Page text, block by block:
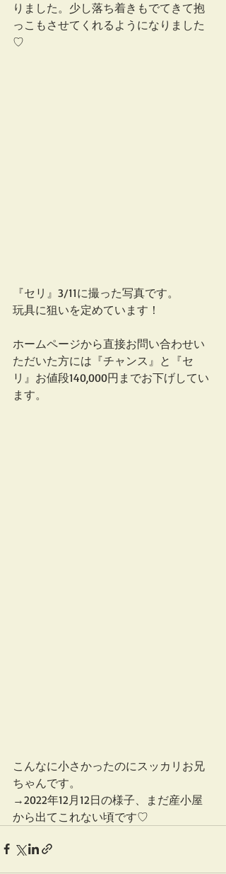
りました。少し落ち着きもでてきて抱
っこもさせてくれるようになりました
♡
『セリ』3/11に撮った写真です。
玩具に狙いを定めています！
ホームページから直接お問い合わせい
ただいた方には『チャンス』と『セ
リ』お値段140,000円までお下げしてい
ます。
こんなに小さかったのにスッカリお兄
ちゃんです。
→2022年12月12日の様子、まだ産小屋
から出てこれない頃です♡